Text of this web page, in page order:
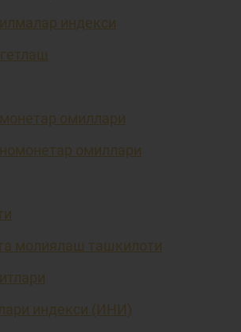
индекси
омиллари
омиллари
молиялаш ташкилоти
индекси (ИНИ)